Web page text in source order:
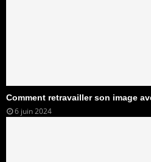
Comment retravailler son image
6 juin 2024